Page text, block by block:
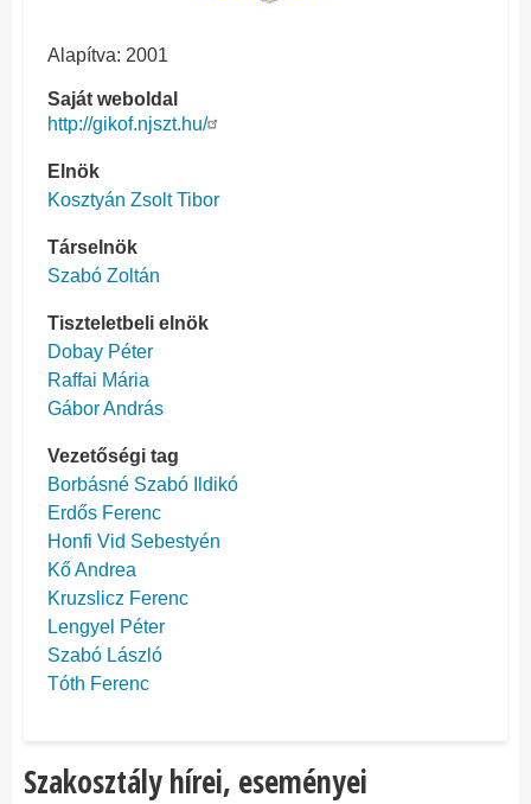
Alapítva: 2001
Saját weboldal
http://gikof.njszt.hu/
Elnök
Kosztyán Zsolt Tibor
Társelnök
Szabó Zoltán
Tiszteletbeli elnök
Dobay Péter
Raffai Mária
Gábor András
Vezetőségi tag
Borbásné Szabó Ildikó
Erdős Ferenc
Honfi Vid Sebestyén
Kő Andrea
Kruzslicz Ferenc
Lengyel Péter
Szabó László
Tóth Ferenc
Szakosztály hírei, eseményei